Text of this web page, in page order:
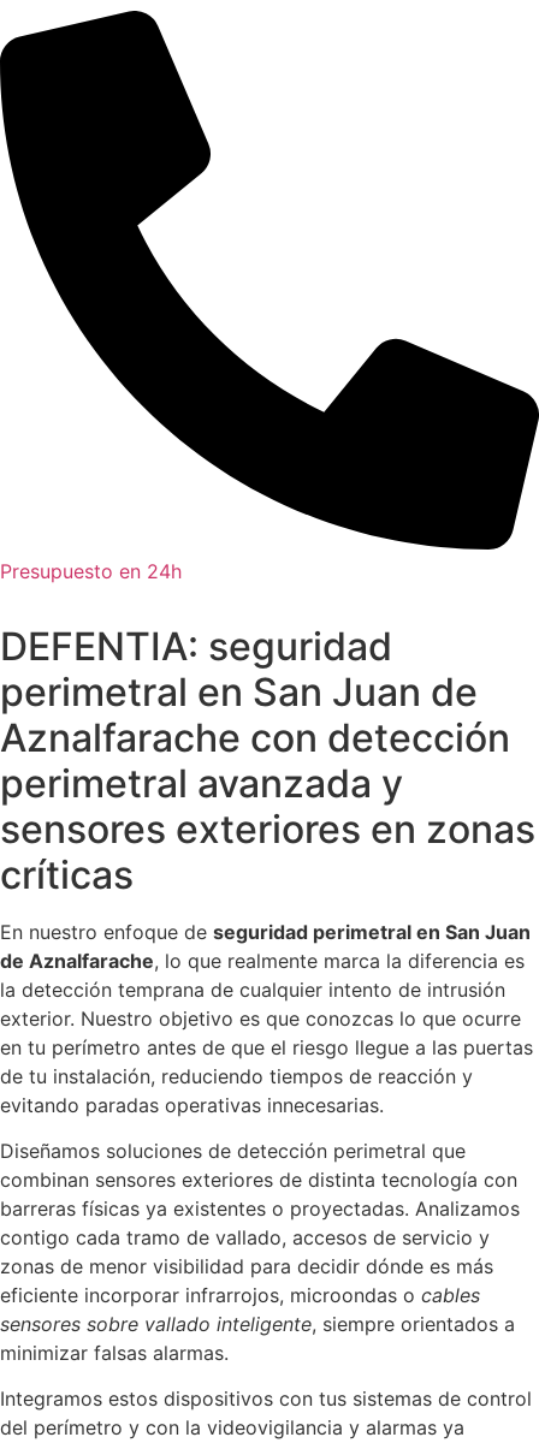
Presupuesto en 24h
DEFENTIA: seguridad
perimetral en San Juan de
Aznalfarache con detección
perimetral avanzada y
sensores exteriores en zonas
críticas
En nuestro enfoque de seguridad perimetral en San Juan
de Aznalfarache, lo que realmente marca la diferencia es
la detección temprana de cualquier intento de intrusión
exterior. Nuestro objetivo es que conozcas lo que ocurre
en tu perímetro antes de que el riesgo llegue a las puertas
de tu instalación, reduciendo tiempos de reacción y
evitando paradas operativas innecesarias.
Diseñamos soluciones de detección perimetral que
combinan sensores exteriores de distinta tecnología con
barreras físicas ya existentes o proyectadas. Analizamos
contigo cada tramo de vallado, accesos de servicio y
zonas de menor visibilidad para decidir dónde es más
eficiente incorporar infrarrojos, microondas o cables
sensores sobre vallado inteligente, siempre orientados a
minimizar falsas alarmas.
Integramos estos dispositivos con tus sistemas de control
del perímetro y con la videovigilancia y alarmas ya